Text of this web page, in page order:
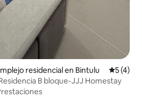
residencial en Bintulu
5 (4)
B bloque-JJJ Homestay